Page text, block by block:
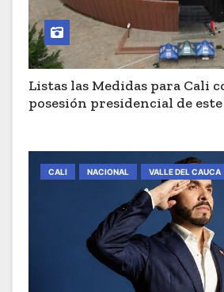
Listas las Medidas para Cali
posesión presidencial de
CALI NACIONAL VALLE DEL CAUCA